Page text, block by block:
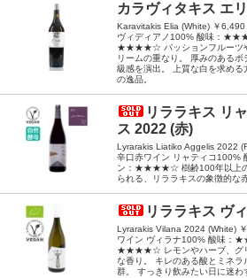
カラヴィタキス エ
Karavitakis Elia (White) ￥6,490
ヴィディアノ100% 酸味：
★★★★☆ パッションフルーツや
リームの重なり。 厚みのある
級感を演出。 上質な白を求める
の逸品。
リララキス リ
ス 2022 (赤)
Lyrarakis Liatiko Aggelis 2022
辛口赤ワイン リャティコ
ン：★★★★☆ 樹齢100年以上の
られる、リララキスの象徴的な
リララキス ヴ
Lyrarakis Vilana 2024 (White)
ワイン ヴィラナ100% 酸味
★★★★☆ レモンやハーブ、グ
な香り。 キレのある酸とミネラ
群。 すっきり飲みたい日に迷わ